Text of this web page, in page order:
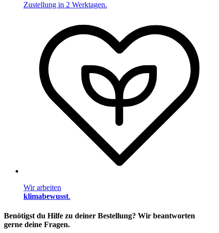
Zustellung in 2 Werktagen.
Wir arbeiten
klimabewusst.
Benötigst du Hilfe zu deiner Bestellung? Wir beantworten
gerne deine Fragen.